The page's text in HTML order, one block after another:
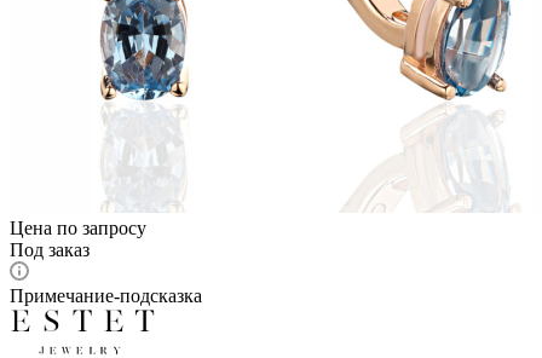
Цена по запросу
Под заказ
Примечание-подсказка